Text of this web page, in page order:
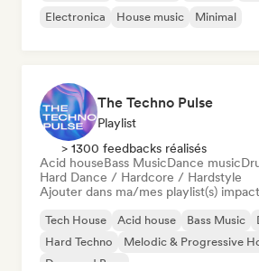
Electronica
House music Minimal
The Techno Pulse
Playlist
> 1300 feedbacks réalisés
Acid houseBass MusicDance music
Hard Dance / Hardcore / Hardstyle
Ajouter dans ma/mes playlist(s)
Tech House Acid house Bass Music
Hard Techno
Melodic & Progressive
Drum and Bass